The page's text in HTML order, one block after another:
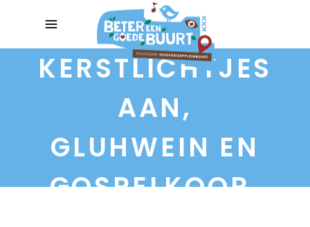
KERSTLICHTJES
AAN,
GLUHWEIN EN
GOSPELKOOR.